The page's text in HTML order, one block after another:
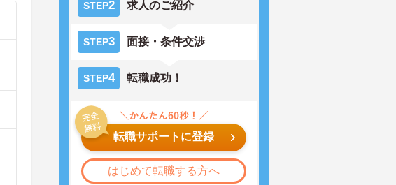
STEP2 求人のご紹介
STEP3 面接・条件交渉
STEP4 転職成功！
転職サポートに登録
はじめて転職する方へ